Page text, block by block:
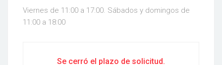
Viernes de 11:00 a 17:00. Sábados y domingos de
11:00 a 18:00
Se cerró el plazo de solicitud.